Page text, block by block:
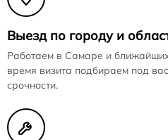
Выезд по городу и
Работаем в Самаре и
время визита подбираем под
срочности.